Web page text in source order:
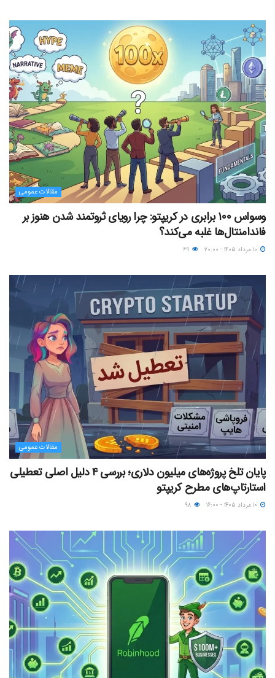
مقالات عمومی
وسواس ۱۰۰ برابری در کریپتو: چرا رویای ثروتمند شدن هنوز بر
فاندامنتال‌ها غلبه می‌کند؟
مقالات عمومی
پایان تلخ پروژه‌های میلیون دلاری؛ بررسی ۴ دلیل اصلی تعطیلی
استارتاپ‌های مطرح کریپتو